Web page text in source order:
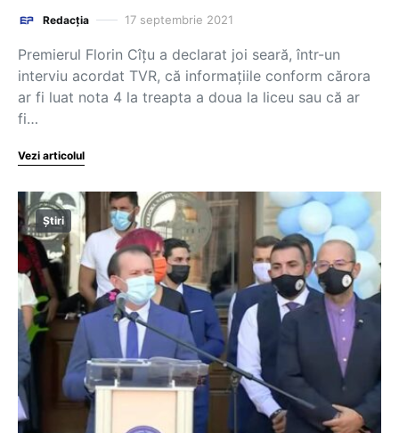
Redacția 17 septembrie 2021
Premierul Florin Cîțu a declarat joi seară, într-un
interviu acordat TVR, că informaţiile conform cărora
ar fi luat nota 4 la treapta a doua la liceu sau că ar
fi…
Vezi articolul
Știri